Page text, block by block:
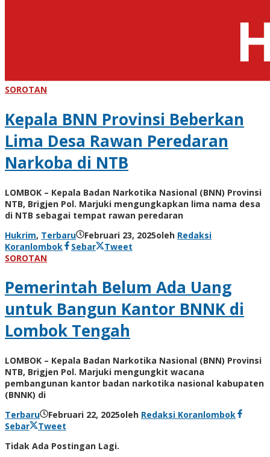
SOROTAN
Kepala BNN Provinsi Beberkan
Lima Desa Rawan Peredaran
Narkoba di NTB
LOMBOK – Kepala Badan Narkotika Nasional (BNN) Provinsi
NTB, Brigjen Pol. Marjuki mengungkapkan lima nama desa
di NTB sebagai tempat rawan peredaran
Hukrim, Terbaru Februari 23, 2025oleh Redaksi
Koranlombok
Sebar
Tweet
SOROTAN
Pemerintah Belum Ada Uang
untuk Bangun Kantor BNNK di
Lombok Tengah
LOMBOK – Kepala Badan Narkotika Nasional (BNN) Provinsi
NTB, Brigjen Pol. Marjuki mengungkit wacana
pembangunan kantor badan narkotika nasional kabupaten
(BNNK) di
Terbaru
Februari 22, 2025oleh Redaksi Koranlombok
Sebar
Tweet
Tidak Ada Postingan Lagi.